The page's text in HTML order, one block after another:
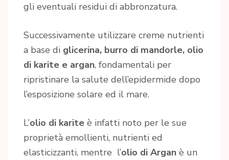
gli eventuali residui di abbronzatura.
Successivamente utilizzare creme nutrienti
a base di glicerina, burro di mandorle, olio
di karite e argan, fondamentali per
ripristinare la salute dell’epidermide dopo
l’esposizione solare ed il mare.
L’olio di karite è infatti noto per le sue
proprietà emollienti, nutrienti ed
elasticizzanti, mentre l’olio di Argan è un